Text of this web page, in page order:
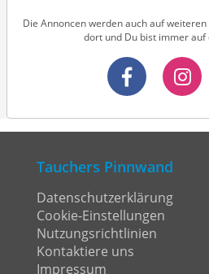
Die Annoncen werden auch auf
dort und Du bist immer auf
Tauchers Pinnwand
Datenschutzerklärung
Cookie-Einstellungen
Nutzungsrichtlinien
Kontaktiere uns
Impressum